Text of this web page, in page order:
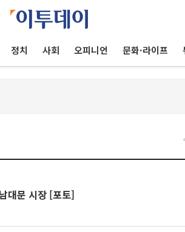
정치 사회 오피니언 문화·라이프
대문 시장 [포토]